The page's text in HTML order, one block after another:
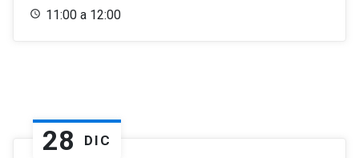
11:00 a 12:00
28 DIC